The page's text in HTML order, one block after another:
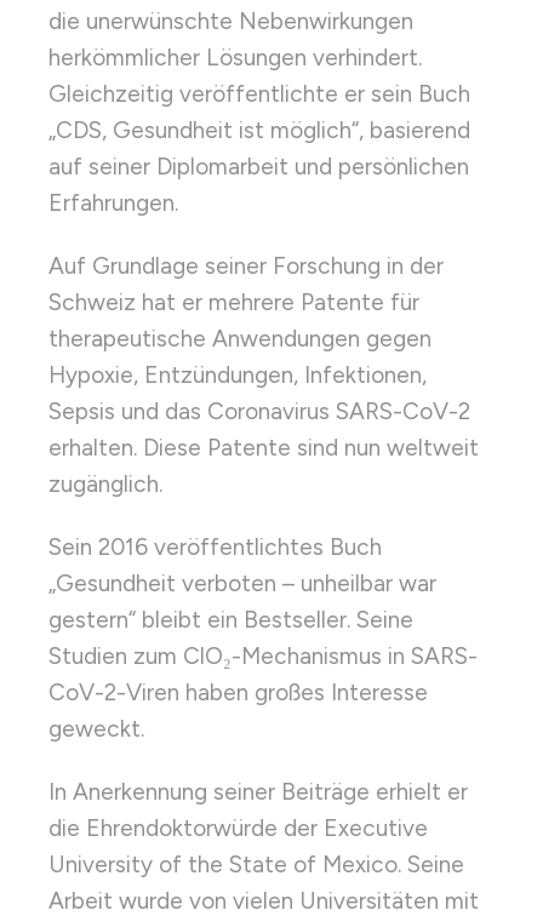
die unerwünschte Nebenwirkungen
herkömmlicher Lösungen verhindert.
Gleichzeitig veröffentlichte er sein Buch
„CDS, Gesundheit ist möglich“, basierend
auf seiner Diplomarbeit und persönlichen
Erfahrungen.
Auf Grundlage seiner Forschung in der
Schweiz hat er mehrere Patente für
therapeutische Anwendungen gegen
Hypoxie, Entzündungen, Infektionen,
Sepsis und das Coronavirus SARS-CoV-2
erhalten. Diese Patente sind nun weltweit
zugänglich.
Sein 2016 veröffentlichtes Buch
„Gesundheit verboten – unheilbar war
gestern“ bleibt ein Bestseller. Seine
Studien zum ClO₂-Mechanismus in SARS-
CoV-2-Viren haben großes Interesse
geweckt.
In Anerkennung seiner Beiträge erhielt er
die Ehrendoktorwürde der Executive
University of the State of Mexico. Seine
Arbeit wurde von vielen Universitäten mit